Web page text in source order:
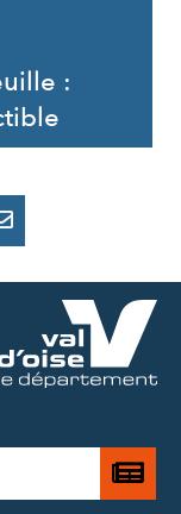
:
PARTAGER
MAIL
Je